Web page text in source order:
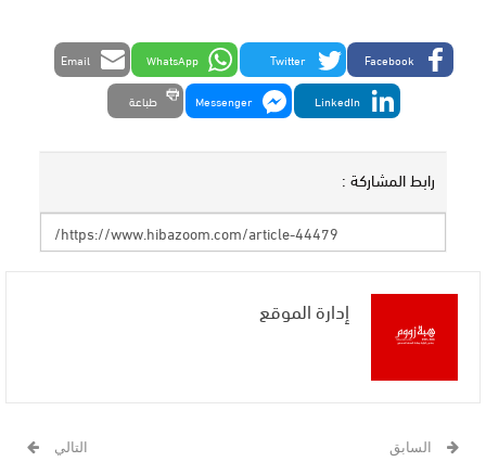
Facebook
Twitter
WhatsApp
Email
LinkedIn
Messenger طباعة
رابط المشاركة :
إدارة الموقع
السابق التالي